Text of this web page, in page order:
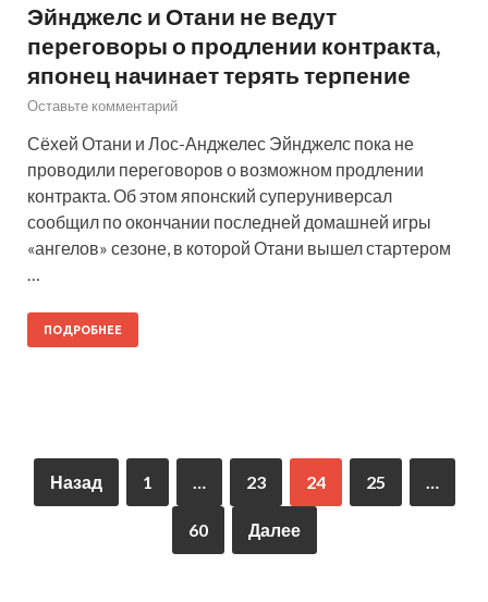
Эйнджелс и Отани не ведут
переговоры о продлении контракта,
японец начинает терять терпение
Оставьте комментарий
Сёхей Отани и Лос-Анджелес Эйнджелс пока не
проводили переговоров о возможном продлении
контракта. Об этом японский суперуниверсал
сообщил по окончании последней домашней игры
«ангелов» сезоне, в которой Отани вышел стартером
ПОДРОБНЕЕ
Назад 1 23 24 25
60 Далее